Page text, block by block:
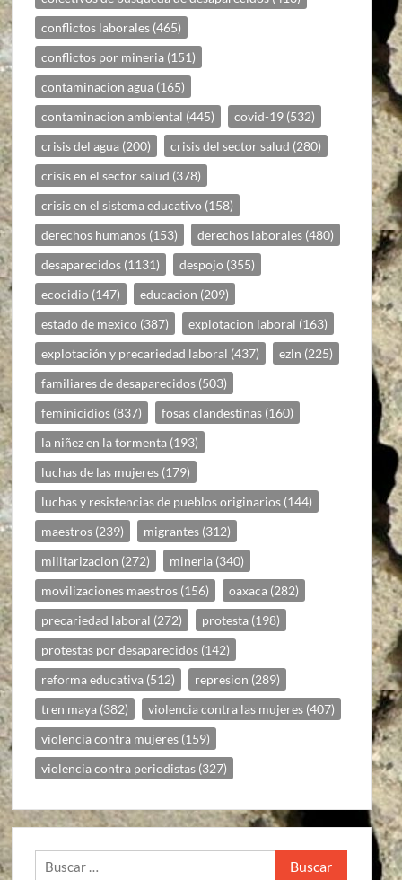
conflictos laborales (465)
conflictos por mineria (151)
contaminacion agua (165)
contaminacion ambiental (445) covid-19 (532)
crisis del agua (200) crisis del sector salud (280)
crisis en el sector salud (378)
crisis en el sistema educativo (158)
derechos humanos (153) derechos laborales (480)
desaparecidos (1131) despojo (355)
ecocidio (147) educacion (209)
estado de mexico (387) explotacion laboral (163)
explotación y precariedad laboral (437) ezln (225)
familiares de desaparecidos (503)
feminicidios (837) fosas clandestinas (160)
la niñez en la tormenta (193)
luchas de las mujeres (179)
luchas y resistencias de pueblos originarios (144)
maestros (239) migrantes (312)
militarizacion (272) mineria (340)
movilizaciones maestros (156) oaxaca (282)
precariedad laboral (272) protesta (198)
protestas por desaparecidos (142)
reforma educativa (512) represion (289)
tren maya (382) violencia contra las mujeres (407)
violencia contra mujeres (159)
violencia contra periodistas (327)
Buscar: